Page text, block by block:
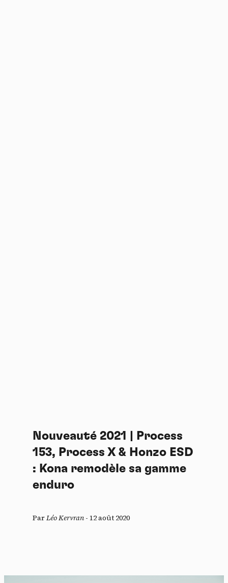
Nouveauté 2021 | Process
153, Process X & Honzo ESD
: Kona remodèle sa gamme
enduro
ParLéo Kervran - 12 août 2020